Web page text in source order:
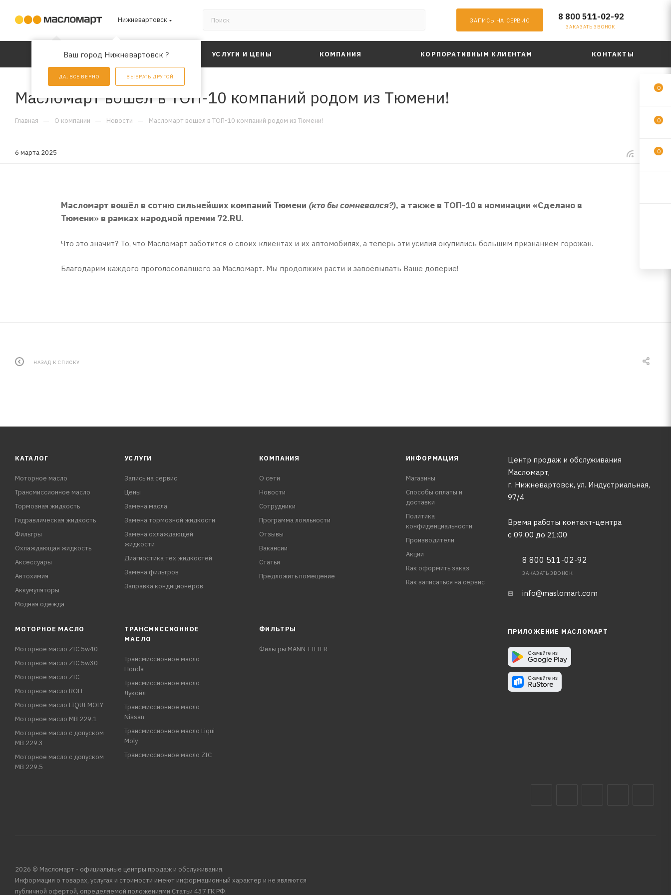
Нижневартовск
Ваш город Нижневартовск ?
ДА, ВСЕ ВЕРНО ВЫБРАТЬ ДРУГОЙ
ЗАПИСЬ НА СЕРВИС 8 800 511-02-92
ЗАКАЗАТЬ ЗВОНОК
КАТАЛОГ АКЦИИ УСЛУГИ И ЦЕНЫ КОМПАНИЯ КОРПОРАТИВНЫМ КЛИЕНТАМ КОНТАКТЫ
Масломарт вошел в ТОП-10 компаний родом из Тюмени!
Главная — О компании — Новости — Масломарт вошел в ТОП-10 компаний родом из Тюмени!
6 марта 2025
Масломарт вошёл в сотню сильнейших компаний Тюмени (кто бы сомневался?), а также в ТОП-10 в номинации «Сделано в
Тюмени» в рамках народной премии 72.RU.
Что это значит? То, что Масломарт заботится о своих клиентах и их автомобилях, а теперь эти усилия окупились большим признанием горожан.
Благодарим каждого проголосовавшего за Масломарт. Мы продолжим расти и завоёвывать Ваше доверие!
НАЗАД К СПИСКУ
КАТАЛОГ
Моторное масло
Трансмиссионное масло
Тормозная жидкость
Гидравлическая жидкость
Фильтры
Охлаждающая жидкость
Аксессуары
Автохимия
Аккумуляторы
Модная одежда
УСЛУГИ
Запись на сервис
Цены
Замена масла
Замена тормозной жидкости
Замена охлаждающей
жидкости
Диагностика тех.жидкостей
Замена фильтров
Заправка кондиционеров
КОМПАНИЯ
О сети
Новости
Сотрудники
Программа лояльности
Отзывы
Вакансии
Статьи
Предложить помещение
ИНФОРМАЦИЯ
Магазины
Способы оплаты и
доставки
Политика
конфиденциальности
Производители
Акции
Как оформить заказ
Как записаться на сервис
Центр продаж и обслуживания
Масломарт,
г. Нижневартовск, ул. Индустриальная,
97/4
Время работы контакт-центра
с 09:00 до 21:00
8 800 511-02-92
ЗАКАЗАТЬ ЗВОНОК
info@maslomart.com
МОТОРНОЕ МАСЛО
Моторное масло ZIC 5w40
Моторное масло ZIC 5w30
Моторное масло ZIC
Моторное масло ROLF
Моторное масло LIQUI MOLY
Моторное масло MB 229.1
Моторное масло с допуском
MB 229.3
Моторное масло с допуском
MB 229.5
ТРАНСМИССИОННОЕ
МАСЛО
Трансмиссионное масло
Honda
Трансмиссионное масло
Лукойл
Трансмиссионное масло
Nissan
Трансмиссионное масло Liqui
Moly
Трансмиссионное масло ZIC
ФИЛЬТРЫ
Фильтры MANN-FILTER
ПРИЛОЖЕНИЕ МАСЛОМАРТ
2026 © Масломарт - официальные центры продаж и обслуживания.
Информация о товарах, услугах и стоимости имеют информационный характер и не являются
публичной офертой, определяемой положениями Статьи 437 ГК РФ.
0
0
0